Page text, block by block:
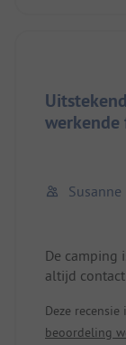
werkende
De camping
altijd
en
Deze
beoordeling